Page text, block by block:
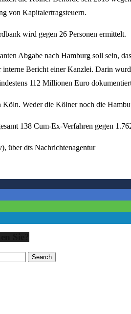
von Kapitalertragsteuern.
wird gegen 26 Personen ermittelt.
Abgabe nach Hamburg soll sein,
Bericht einer Kanzlei. Darin
112 Millionen Euro
Weder die Kölner noch die
138 Cum-Ex-Verfahren gegen
über dts Nachrichtenagentur